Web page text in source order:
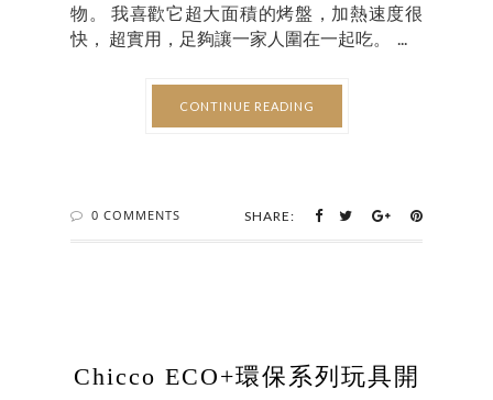
物。 我喜歡它超大面積的烤盤，加熱速度很
快， 超實用，足夠讓一家人圍在一起吃。 ...
CONTINUE READING
0 COMMENTS SHARE:
Chicco ECO+環保系列玩具開